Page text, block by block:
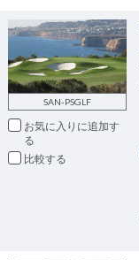
SAN-PSGLF
お気に入りに追加
比較